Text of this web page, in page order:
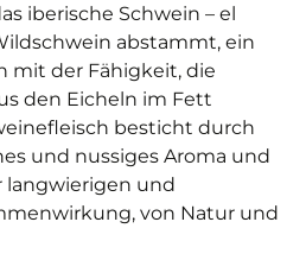
iberische Schwein – el
abstammt, ein
mit der Fähigkeit, die
den Eicheln im Fett
besticht durch
und nussiges Aroma und
langwierigen und
von Natur und